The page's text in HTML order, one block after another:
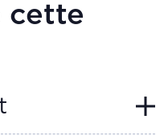
cette